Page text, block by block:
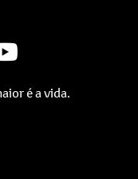
é a vida.